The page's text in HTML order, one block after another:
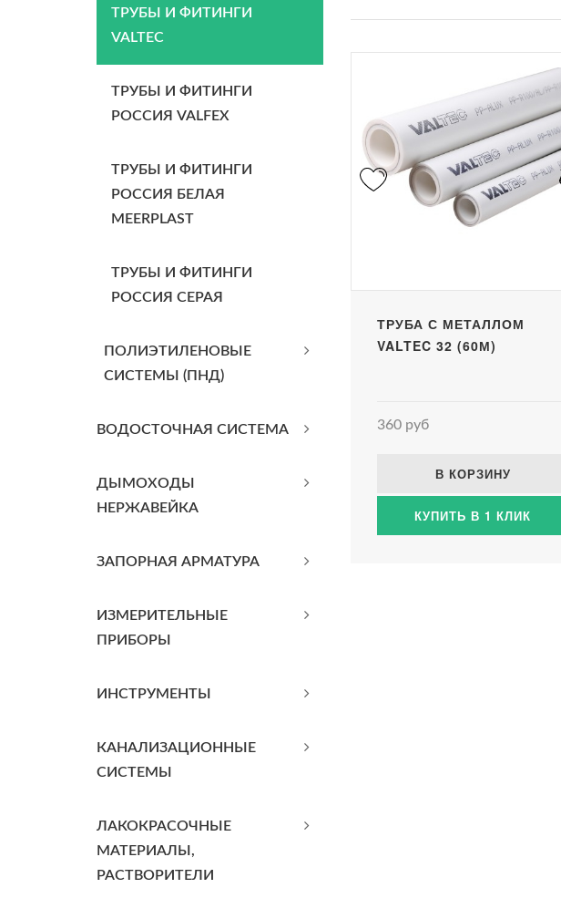
ТРУБЫ И ФИТИНГИ
VALTEC
ТРУБЫ И ФИТИНГИ
РОССИЯ VALFEX
ТРУБЫ И ФИТИНГИ
РОССИЯ БЕЛАЯ
MEERPLAST
ТРУБЫ И ФИТИНГИ
РОССИЯ СЕРАЯ
ПОЛИЭТИЛЕНОВЫЕ
СИСТЕМЫ (ПНД)
ВОДОСТОЧНАЯ СИСТЕМА
ДЫМОХОДЫ
НЕРЖАВЕЙКА
ЗАПОРНАЯ АРМАТУРА
ИЗМЕРИТЕЛЬНЫЕ
ПРИБОРЫ
ИНСТРУМЕНТЫ
КАНАЛИЗАЦИОННЫЕ
СИСТЕМЫ
ЛАКОКРАСОЧНЫЕ
МАТЕРИАЛЫ,
РАСТВОРИТЕЛИ
ТРУБА С МЕТАЛЛОМ
VALTEC 32 (60М)
360 руб
В КОРЗИНУ
КУПИТЬ В 1 КЛИК